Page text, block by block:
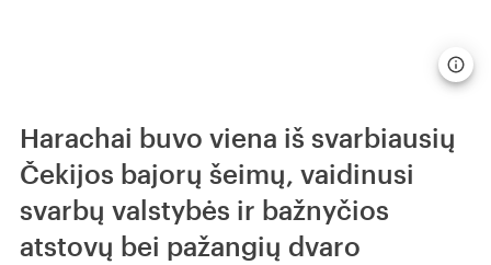
Harachai buvo viena iš svarbiausių
Čekijos bajorų šeimų, vaidinusi
svarbų valstybės ir bažnyčios
atstovų bei pažangių dvaro